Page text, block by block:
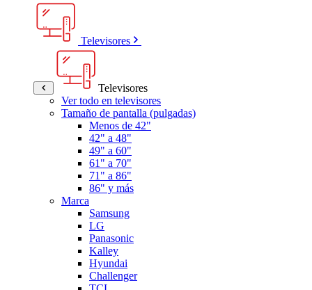
Televisores
Televisores
Ver todo en televisores
Tamaño de pantalla (pulgadas)
Menos de 42"
42" a 48"
49" a 60"
61" a 70"
71" a 86"
86" y más
Marca
Samsung
LG
Panasonic
Kalley
Hyundai
Challenger